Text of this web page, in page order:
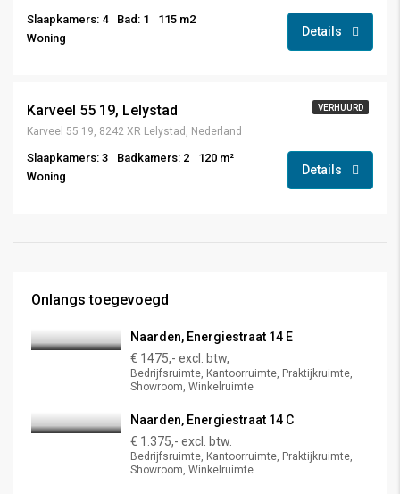
Slaapkamers: 4 Bad: 1
115 m2
Woning
Details
VERHUURD
Karveel 55 19, Lelystad
Karveel 55 19, 8242 XR Lelystad, Nederland
Slaapkamers: 3 Badkamers: 2
120 m²
Woning
Details
Onlangs toegevoegd
Naarden, Energiestraat 14 E
€ 1475,- excl. btw,
Bedrijfsruimte, Kantoorruimte, Praktijkruimte,
Showroom, Winkelruimte
Naarden, Energiestraat 14 C
€ 1.375,- excl. btw.
Bedrijfsruimte, Kantoorruimte, Praktijkruimte,
Showroom, Winkelruimte